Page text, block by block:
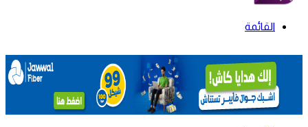
القائمة